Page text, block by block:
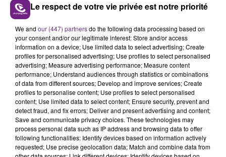
LE MAGASIN JOUÉCLUB DE REIMS FERME
SES PORTES
C'était l'une des institutions du centre-ville
rémois. Le magasin JouéClub est contraint de
fermer ses portes.
TITRES DIFFUSÉS
23h09
23h09 23h05
23h05
Le respect de votre vie privée est notre priorité
We and our (447) partnersdo the following data processing based on
your consent and/or our legitimate interest: Store and/or access
information on a device; Use limited data to select advertising; Create
profiles for personalised advertising; Use profiles to select personalised
advertising; Measure advertising performance; Measure content
performance; Understand audiences through statistics or combinations
of data from different sources; Develop and improve services; Create
profiles to personalise content; Use profiles to select personalised
content; Use limited data to select content; Ensure security, prevent and
detect fraud, and fix errors; Deliver and present advertising and content;
Save and communicate privacy choices. These technologies may
process personal data such as IP address and browsing data to offer
following functionalities: Identify devices based on information actively
requested; Use precise geolocation data; Match and combine data from